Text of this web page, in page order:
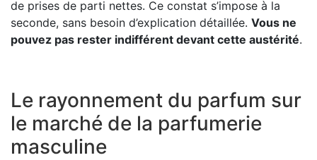
de prises de parti nettes. Ce constat s’impose à la
seconde, sans besoin d’explication détaillée. Vous ne
pouvez pas rester indifférent devant cette austérité.
Le rayonnement du parfum sur
le marché de la parfumerie
masculine